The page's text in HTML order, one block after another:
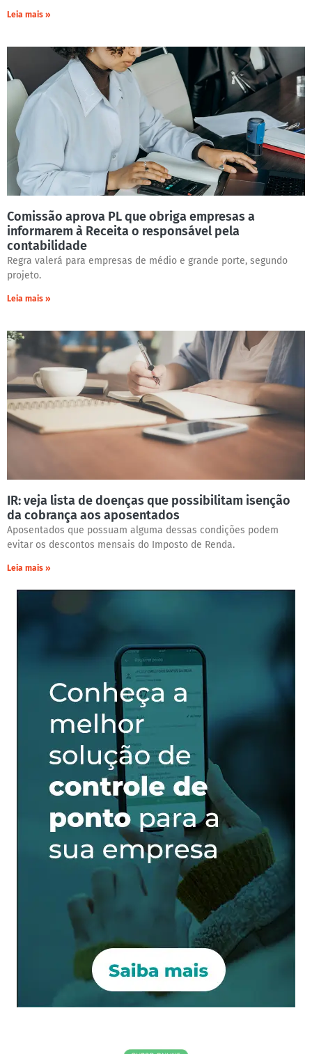
Leia mais »
Comissão aprova PL que obriga empresas a
informarem à Receita o responsável pela
contabilidade
Regra valerá para empresas de médio e grande porte, segundo
projeto.
Leia mais »
IR: veja lista de doenças que possibilitam isenção
da cobrança aos aposentados
Aposentados que possuam alguma dessas condições podem
evitar os descontos mensais do Imposto de Renda.
Leia mais »